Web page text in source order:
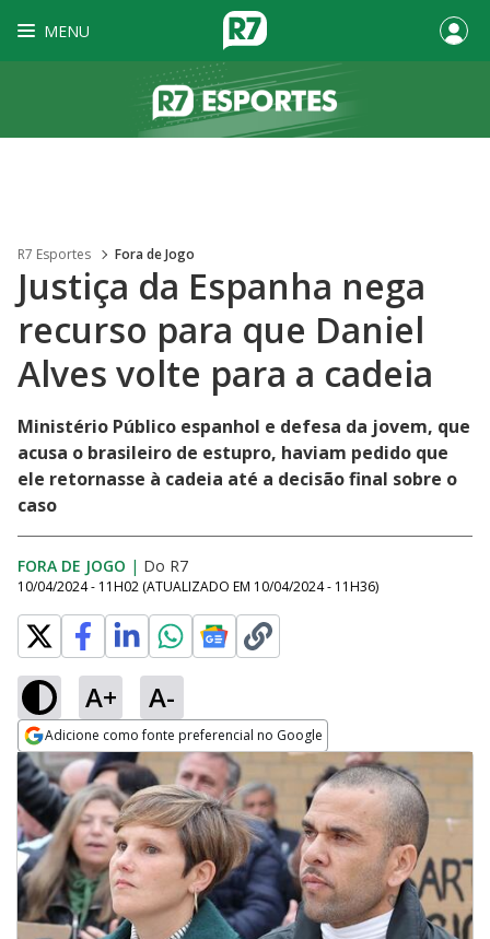
MENU
R7 Esportes Fora de Jogo
Justiça da Espanha nega
recurso para que Daniel
Alves volte para a cadeia
Ministério Público espanhol e defesa da jovem, que
acusa o brasileiro de estupro, haviam pedido que
ele retornasse à cadeia até a decisão final sobre o
caso
FORA DE JOGO | Do R7
10/04/2024 - 11H02 (ATUALIZADO EM 10/04/2024 - 11H36)
A+ A-
Adicione como fonte preferencial no Google
Opens in new window